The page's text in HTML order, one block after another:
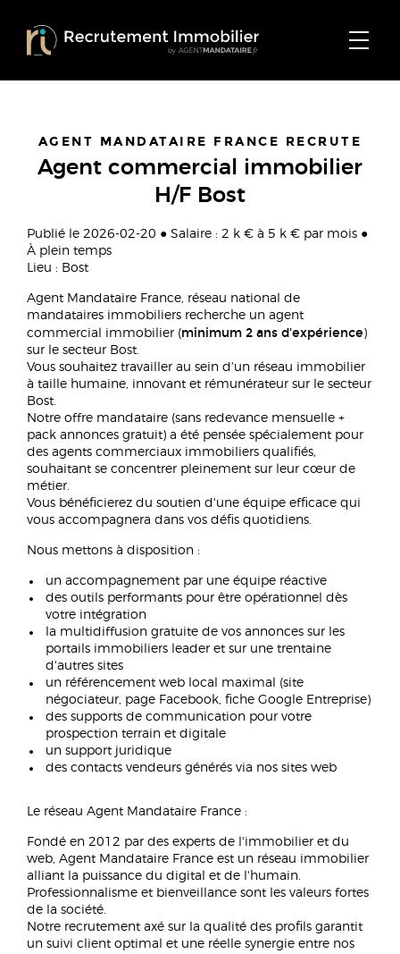
AGENT MANDATAIRE FRANCE RECRUTE
Agent commercial immobilier
H/F Bost
Publié le 2026-02-20 ● Salaire : 2 k € à 5 k € par mois ●
À plein temps
Lieu : Bost
Agent Mandataire France, réseau national de
mandataires immobiliers recherche un agent
commercial immobilier (minimum 2 ans d'expérience )
sur le secteur Bost.
Vous souhaitez travailler au sein d'un réseau immobilier
à taille humaine, innovant et rémunérateur sur le secteur
Bost.
Notre offre mandataire (sans redevance mensuelle +
pack annonces gratuit) a été pensée spécialement pour
des agents commerciaux immobiliers qualifiés,
souhaitant se concentrer pleinement sur leur cœur de
métier.
Vous bénéficierez du soutien d'une équipe efficace qui
vous accompagnera dans vos défis quotidiens.
Nous mettons à disposition :
un accompagnement par une équipe réactive
des outils performants pour être opérationnel dès
votre intégration
la multidiffusion gratuite de vos annonces sur les
portails immobiliers leader et sur une trentaine
d'autres sites
un référencement web local maximal (site
négociateur, page Facebook, fiche Google Entreprise)
des supports de communication pour votre
prospection terrain et digitale
un support juridique
des contacts vendeurs générés via nos sites web
Le réseau Agent Mandataire France :
Fondé en 2012 par des experts de l'immobilier et du
web, Agent Mandataire France est un réseau immobilier
alliant la puissance du digital et de l'humain.
Professionnalisme et bienveillance sont les valeurs fortes
de la société.
Notre recrutement axé sur la qualité des profils garantit
un suivi client optimal et une réelle synergie entre nos